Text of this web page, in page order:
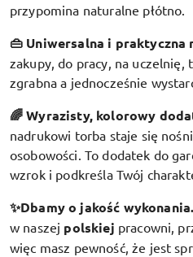
przypomina naturalne płótno.
👜 Uniwersalna i praktyczna
zakupy, do pracy, na
zgrabna a jednocześnie
🌈 Wyrazisty, kolorowy
nadrukowi torba staje się
osobowości. To dodatek do
wzrok i podkreśla Twój
✨Dbamy o jakość wykonania.
w naszej polskiej pracowni,
więc masz pewność, że jest